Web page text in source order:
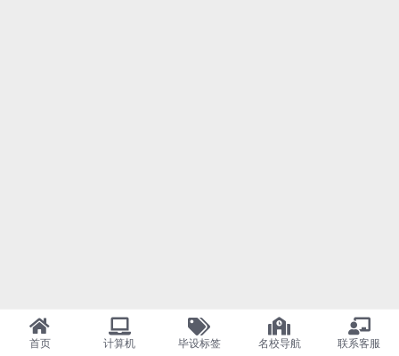
首页 计算机 毕设标签 名校导航 联系客服